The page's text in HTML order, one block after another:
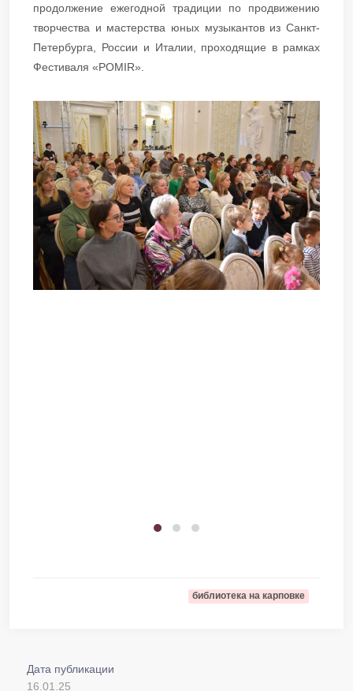
продолжение ежегодной традиции по продвижению
творчества и мастерства юных музыкантов из Санкт-
Петербурга, России и Италии, проходящие в рамках
Фестиваля «POMIR».
библиотека на карповке
Дата публикации
16.01.25